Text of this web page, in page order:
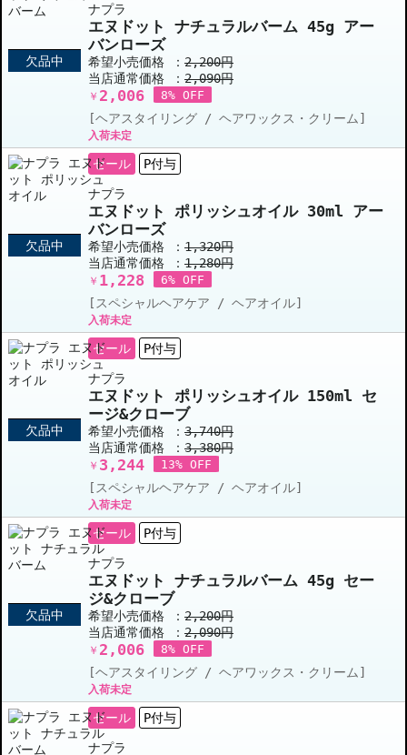
欠品中
ナプラ
エヌドット ナチュラルバーム 45g アー
バンローズ
希望小売価格 ： 2,200円
当店通常価格 ： 2,090円
￥ 2,006 8% OFF
[ヘアスタイリング / ヘアワックス・クリーム]
入荷未定
欠品中
セール P付与
ナプラ
エヌドット ポリッシュオイル 30ml アー
バンローズ
希望小売価格 ： 1,320円
当店通常価格 ： 1,280円
￥ 1,228 6% OFF
[スペシャルヘアケア / ヘアオイル]
入荷未定
欠品中
セール P付与
ナプラ
エヌドット ポリッシュオイル 150ml セ
ージ&クローブ
希望小売価格 ： 3,740円
当店通常価格 ： 3,380円
￥ 3,244 13% OFF
[スペシャルヘアケア / ヘアオイル]
入荷未定
欠品中
セール P付与
ナプラ
エヌドット ナチュラルバーム 45g セー
ジ&クローブ
希望小売価格 ： 2,200円
当店通常価格 ： 2,090円
￥ 2,006 8% OFF
[ヘアスタイリング / ヘアワックス・クリーム]
入荷未定
セール P付与
ナプラ